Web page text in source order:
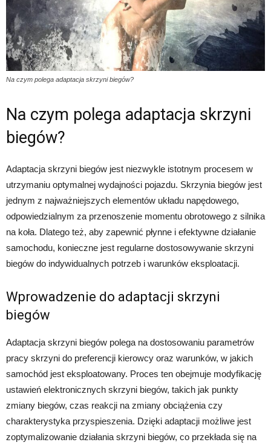
Na czym polega adaptacja skrzyni biegów?
Na czym polega adaptacja skrzyni
biegów?
Adaptacja skrzyni biegów jest niezwykle istotnym procesem w
utrzymaniu optymalnej wydajności pojazdu. Skrzynia biegów jest
jednym z najważniejszych elementów układu napędowego,
odpowiedzialnym za przenoszenie momentu obrotowego z silnika
na koła. Dlatego też, aby zapewnić płynne i efektywne działanie
samochodu, konieczne jest regularne dostosowywanie skrzyni
biegów do indywidualnych potrzeb i warunków eksploatacji.
Wprowadzenie do adaptacji skrzyni
biegów
Adaptacja skrzyni biegów polega na dostosowaniu parametrów
pracy skrzyni do preferencji kierowcy oraz warunków, w jakich
samochód jest eksploatowany. Proces ten obejmuje modyfikację
ustawień elektronicznych skrzyni biegów, takich jak punkty
zmiany biegów, czas reakcji na zmiany obciążenia czy
charakterystyka przyspieszenia. Dzięki adaptacji możliwe jest
zoptymalizowanie działania skrzyni biegów, co przekłada się na